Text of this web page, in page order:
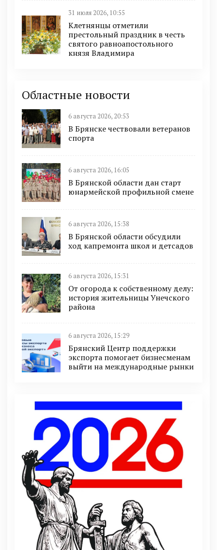
31 июля 2026, 10:55
Клетнянцы отметили
престольный праздник в честь
святого равноапостольного
князя Владимира
Областные новости
6 августа 2026, 20:53
В Брянске чествовали ветеранов
спорта
6 августа 2026, 16:05
В Брянской области дан старт
юнармейской профильной смене
6 августа 2026, 15:38
В Брянской области обсудили
ход капремонта школ и детсадов
6 августа 2026, 15:31
От огорода к собственному делу:
история жительницы Унечского
района
6 августа 2026, 15:29
Брянский Центр поддержки
экспорта помогает бизнесменам
выйти на международные рынки